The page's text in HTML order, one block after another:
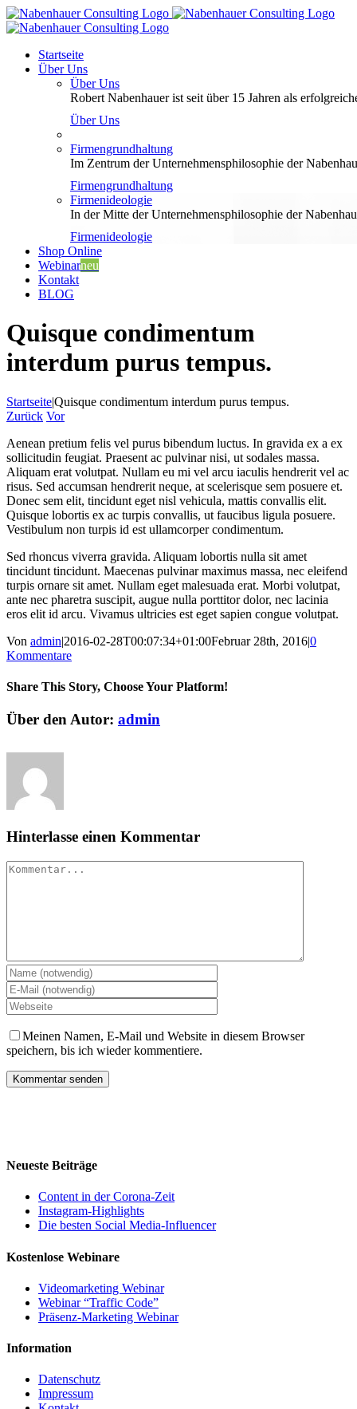
Zum
Inhalt
Startseite
Über Uns
Über Uns
Robert Nabenhauer ist seit über 15 Jahren als
Über Uns
Firmengrundhaltung
Im Zentrum der Unternehmensphilosophie der
Firmengrundhaltung
Firmenideologie
In der Mitte der Unternehmensphilosophie der
Firmenideologie
Shop Online
Webinarneu
Kontakt
BLOG
Quisque condimentum
interdum purus tempus.
Startseite|Quisque condimentum interdum purus tempus.
Zurück Vor
Aenean pretium felis vel purus bibendum luctus. In gravida ex a ex
sollicitudin feugiat. Praesent ac pulvinar nisi, ut sodales massa.
Aliquam erat volutpat. Nullam eu mi vel arcu iaculis hendrerit vel ac
risus. Sed accumsan hendrerit neque, at scelerisque sem posuere et.
Donec sem elit, tincidunt eget nisl vehicula, mattis convallis elit.
Quisque lobortis ex ac turpis convallis, ut faucibus ligula posuere.
Vestibulum non turpis id est ullamcorper condimentum.
Sed rhoncus viverra gravida. Aliquam lobortis nulla sit amet
tincidunt tincidunt. Maecenas pulvinar maximus massa, nec eleifend
turpis ornare sit amet. Nullam eget malesuada erat. Morbi volutpat,
ante nec pharetra suscipit, augue nulla porttitor dolor, nec lacinia
eros elit id arcu. Vivamus ultricies est eget sapien congue volutpat.
Von admin|2016-02-28T00:07:34+01:00Februar 28th, 2016|0
Kommentare
Share This Story, Choose Your Platform!
facebook
twitter
linkedin
reddit
whatsapp
tumblr
pinterest
vk
E-
Über den Autor: admin
Hinterlasse einen Kommentar
Kommentar
Meinen Namen, E-Mail und Website in diesem Browser
speichern, bis ich wieder kommentiere.
Neueste Beiträge
Content in der Corona-Zeit
Instagram-Highlights
Die besten Social Media-Influencer
Kostenlose Webinare
Videomarketing Webinar
Webinar “Traffic Code”
Präsenz-Marketing Webinar
Information
Datenschutz
Impressum